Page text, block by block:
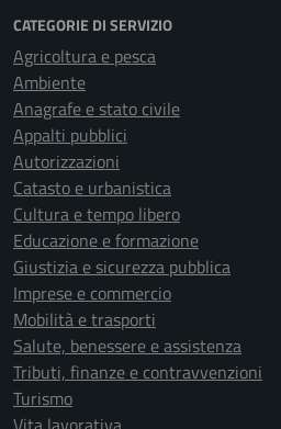
CATEGORIE DI SERVIZIO
Agricoltura e pesca
Ambiente
Anagrafe e stato civile
Appalti pubblici
Autorizzazioni
Catasto e urbanistica
Cultura e tempo libero
Educazione e formazione
Giustizia e sicurezza pubblica
Imprese e commercio
Mobilità e trasporti
Salute, benessere e assistenza
Tributi, finanze e contravvenzioni
Turismo